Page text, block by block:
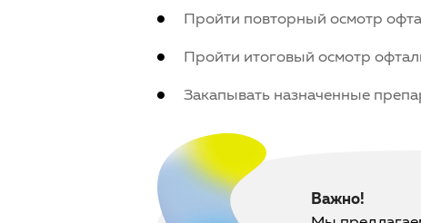
Пройти повторный осмотр
Пройти итоговый осмотр
Закапывать назначенные
Важно!